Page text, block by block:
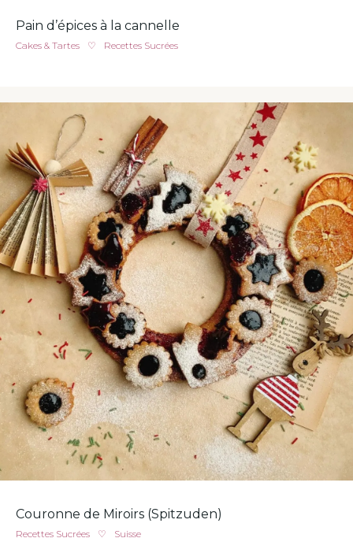
Pain d’épices à la cannelle
Cakes & Tartes ♡ Recettes Sucrées
Couronne de Miroirs (Spitzuden)
Recettes Sucrées ♡ Suisse